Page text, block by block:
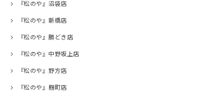
『松のや』沼袋店
『松のや』新橋店
『松のや』勝どき店
『松のや』中野坂上店
『松のや』野方店
『松のや』麹町店